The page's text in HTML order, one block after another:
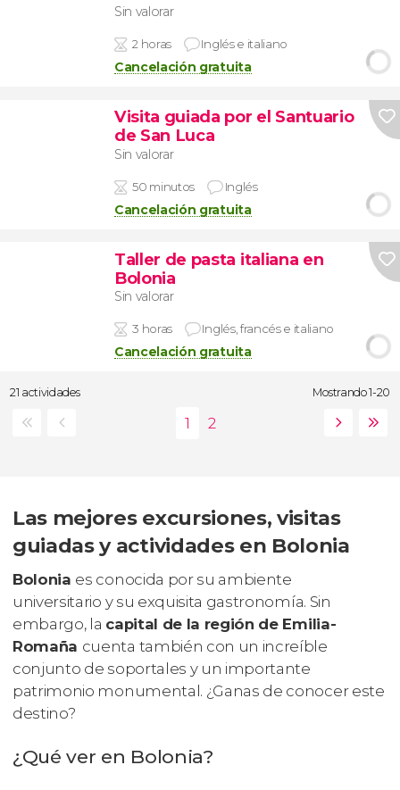
Sin valorar
2 horas Inglés e italiano
Cancelación gratuita
Visita guiada por el Santuario
de San Luca
Sin valorar
50 minutos Inglés
Cancelación gratuita
Taller de pasta italiana en
Bolonia
Sin valorar
3 horas Inglés, francés e italiano
Cancelación gratuita
21 actividades Mostrando 1-20
Las mejores excursiones, visitas
guiadas y actividades en Bolonia
Bolonia es conocida por su ambiente
universitario y su exquisita gastronomía. Sin
embargo, la capital de la región de Emilia-
Romaña cuenta también con un increíble
conjunto de soportales y un importante
patrimonio monumental. ¿Ganas de conocer este
destino?
¿Qué ver en Bolonia?